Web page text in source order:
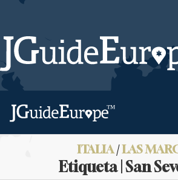
ITALIA/LAS
Etiqueta | San